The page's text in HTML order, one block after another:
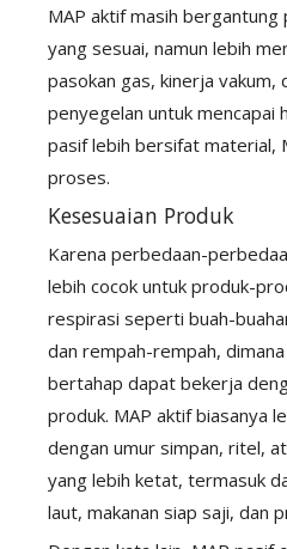
MAP aktif masih bergantung
yang sesuai, namun lebih
pasokan gas, kinerja vakum,
penyegelan untuk mencapai
pasif lebih bersifat material,
proses.
Kesesuaian Produk
Karena perbedaan-
lebih cocok untuk produk-
respirasi seperti buah-
dan rempah-rempah,
bertahap dapat bekerja
produk. MAP aktif biasanya
dengan umur simpan, ritel,
yang lebih ketat, termasuk
laut, makanan siap saji, dan